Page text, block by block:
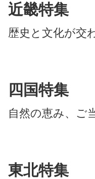
近畿特集
歴史と文化が交
四国特集
自然の恵み、ご
東北特集